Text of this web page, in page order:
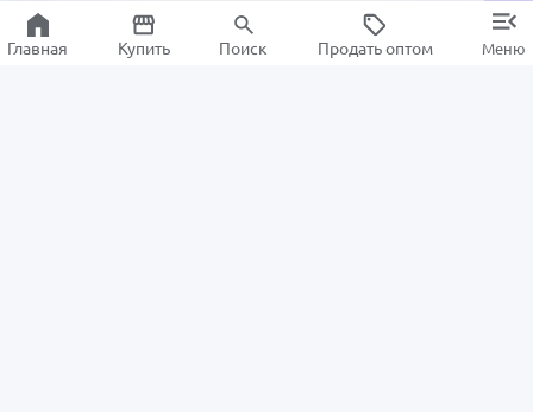
Главная Купить Поиск Продать оптом Меню